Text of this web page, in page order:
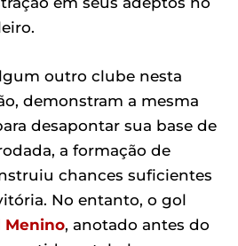
outro clube nesta
demonstram a mesma
desapontar sua base de
a formação de
chances suficientes
No entanto, o gol
Menino, anotado antes do